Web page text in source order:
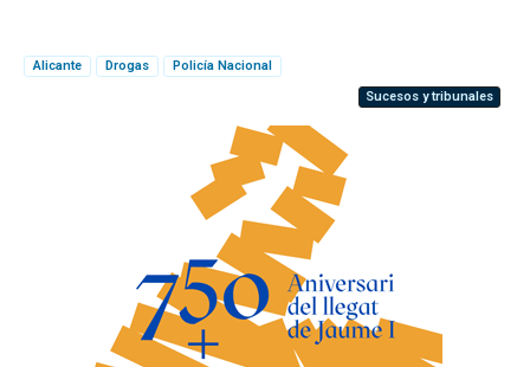
Alicante Drogas
Policía Nacional
Sucesos y tribunales